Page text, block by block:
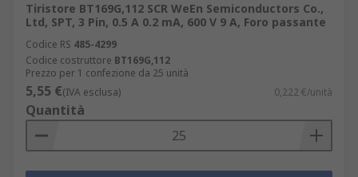
Tiristore BT169G,112 SCR WeEn Semiconductors Co.,
Ltd, SPT, 3 Pin, 0.5 A 0.2 mA, 600 V 9 A, Foro passante
Codice RS 485-4299
Codice costruttore BT169G,112
Prezzo per 1 confezione da 25 unità
5,55 €(IVA esclusa) 0,222 €/unità
Quantità